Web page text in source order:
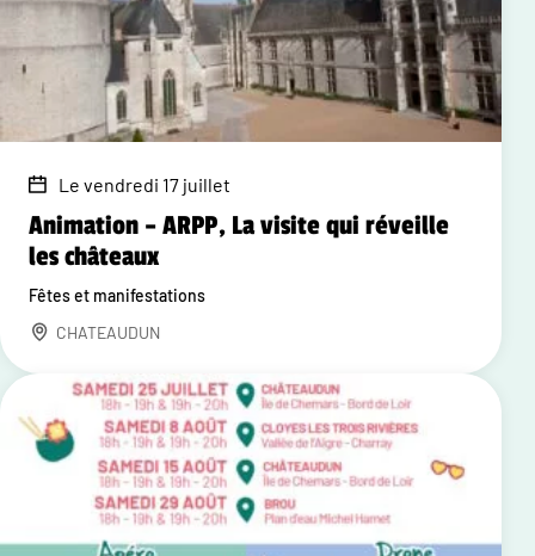
Le vendredi 17 juillet
Animation – ARPP, La visite qui réveille
les châteaux
Fêtes et manifestations
CHATEAUDUN